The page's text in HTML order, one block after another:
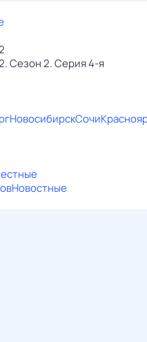
Сезон 2. Серия 4-я
НовосибирскСочи
Новостные